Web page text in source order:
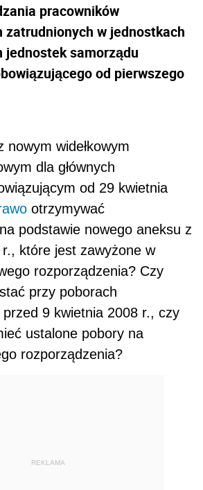
pracowników
zatrudnionych w jednostkach
jednostek samorządu
od pierwszego
nowym widełkowym
dla głównych
od 29 kwietnia
otrzymywać
na podstawie nowego aneksu z
które jest zawyżone w
rozporządzenia? Czy
przy poborach
9 kwietnia 2008 r., czy
ustalone pobory na
rozporządzenia?
REKLAMA